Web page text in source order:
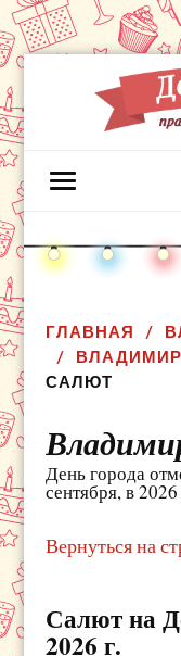
ГЛАВНАЯ
ВЛАДИМИР
САЛЮТ
День города
сентября, в
Вернуться на
Салют на
2026 г.